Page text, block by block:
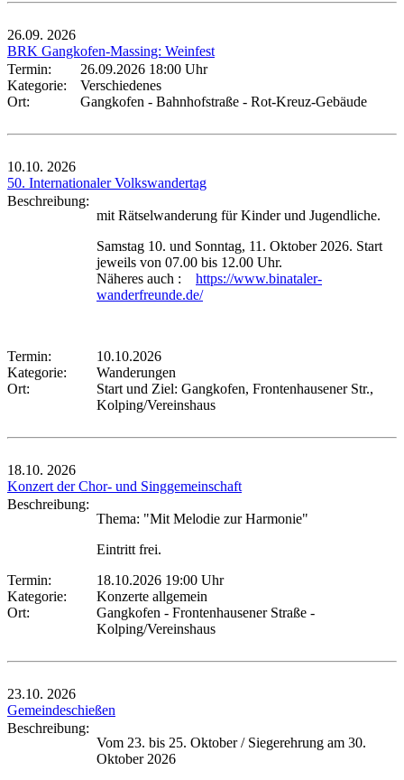
26.09. 2026
BRK Gangkofen-Massing: Weinfest
Termin:
26.09.2026 18:00 Uhr
Kategorie:
Verschiedenes
Ort:
Gangkofen - Bahnhofstraße - Rot-Kreuz-Gebäude
10.10. 2026
50. Internationaler Volkswandertag
Beschreibung:
mit Rätselwanderung für Kinder und Jugendliche.
Samstag 10. und Sonntag, 11. Oktober 2026. Start
jeweils von 07.00 bis 12.00 Uhr.
Näheres auch : https://www.binataler-
wanderfreunde.de/
Termin:
10.10.2026
Kategorie:
Wanderungen
Ort:
Start und Ziel: Gangkofen, Frontenhausener Str.,
Kolping/Vereinshaus
18.10. 2026
Konzert der Chor- und Singgemeinschaft
Beschreibung:
Thema: "Mit Melodie zur Harmonie"
Eintritt frei.
Termin:
18.10.2026 19:00 Uhr
Kategorie:
Konzerte allgemein
Ort:
Gangkofen - Frontenhausener Straße -
Kolping/Vereinshaus
23.10. 2026
Gemeindeschießen
Beschreibung:
Vom 23. bis 25. Oktober / Siegerehrung am 30.
Oktober 2026